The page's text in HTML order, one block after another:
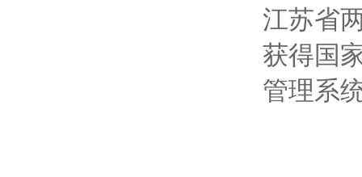
江苏省
获得国
管理系